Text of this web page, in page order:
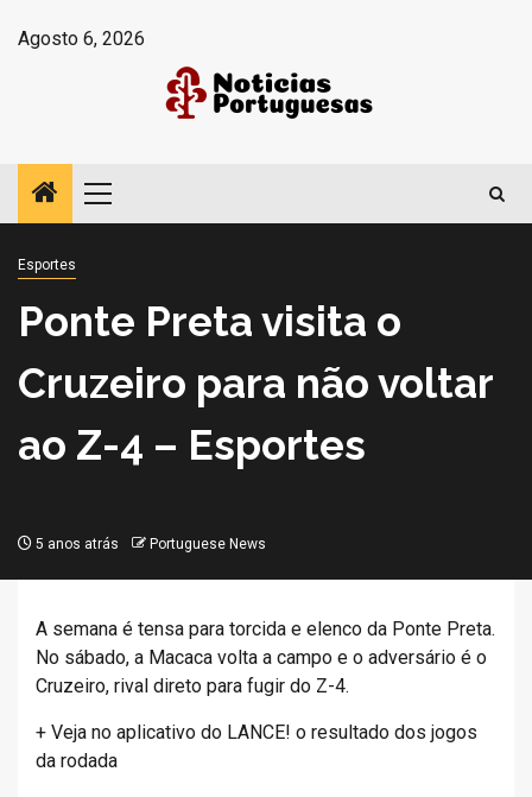
paraAgosto 6, 2026
Menu
principal
Esportes
Ponte Preta visita o
Cruzeiro para não voltar
ao Z-4 – Esportes
5 anos atrás Portuguese News
A semana é tensa para torcida e elenco da Ponte Preta.
No sábado, a Macaca volta a campo e o adversário é o
Cruzeiro, rival direto para fugir do Z-4.
+ Veja no aplicativo do LANCE! o resultado dos jogos
da rodada